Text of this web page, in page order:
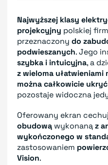
Najwyższej klasy
projekcyjny polskiej
przeznaczony do
podwieszanych. Jego
szybka i intuicyjna, a
z wieloma
można całkowicie ukryć
pozostaje widoczna
Oferowany ekran
obudową wykonanąz
wykończonego w
zastosowaniem
Vision.